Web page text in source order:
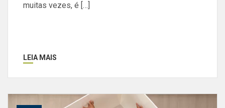
muitas vezes, é […]
LEIA MAIS